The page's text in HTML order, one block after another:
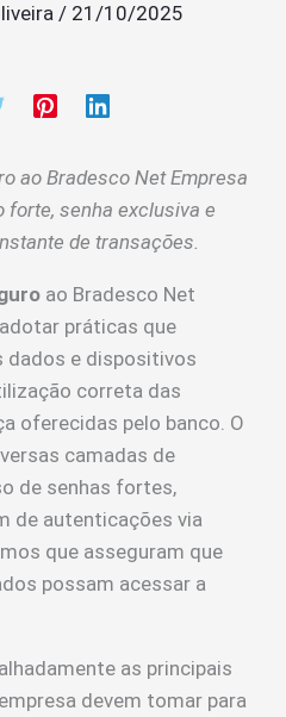
/ 21/10/2025
ao Bradesco Net Empresa
forte, senha exclusiva e
de transações.
ao Bradesco Net
práticas que
dados e dispositivos
correta das
oferecidas pelo banco. O
camadas de
de senhas fortes,
de autenticações via
que asseguram que
possam acessar a
as principais
devem tomar para